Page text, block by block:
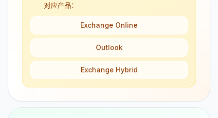
对应产品：
Exchange Online
Outlook
Exchange Hybrid